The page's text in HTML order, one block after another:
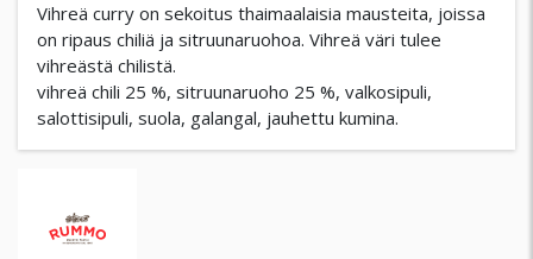
Vihreä curry on sekoitus thaimaalaisia ​​mausteita, joissa
on ripaus chiliä ja sitruunaruohoa. Vihreä väri tulee
vihreästä chilistä.
vihreä chili 25 %, sitruunaruoho 25 %, valkosipuli,
salottisipuli, suola, galangal, jauhettu kumina.